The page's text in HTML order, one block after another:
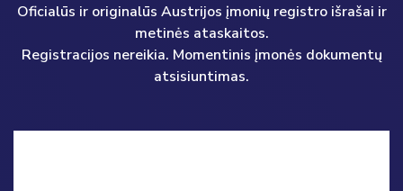
Oficialūs ir originalūs Austrijos įmonių registro išrašai ir
metinės ataskaitos.
Registracijos nereikia. Momentinis įmonės dokumentų
atsisiuntimas.